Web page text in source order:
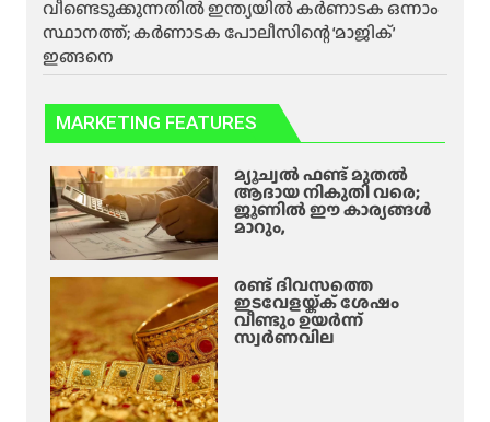
വീണ്ടെടുക്കുന്നതിൽ ഇന്ത്യയിൽ കർണാടക ഒന്നാം
സ്ഥാനത്ത്; കർണാടക പോലീസിന്റെ ‘മാജിക്’
ഇങ്ങനെ
MARKETING FEATURES
മ്യൂച്വൽ ഫണ്ട് മുതൽ
ആദായ നികുതി വരെ;
ജൂണിൽ ഈ കാര്യങ്ങൾ
മാറും,
രണ്ട് ദിവസത്തെ
ഇടവേളയ്ക്ക് ശേഷം
വീണ്ടും ഉയർന്ന്
സ്വർണവില